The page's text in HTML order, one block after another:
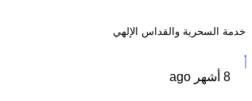
خدمة السحرية والقداس الإلهي
8 أشهر ago